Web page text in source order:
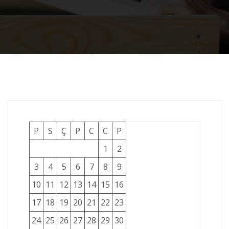
P S Ç P C C
P
1
2
3
4 5 6 7 8
9
10 11 12 13 14 15 16
17 18 19 20 21 22 23
24 25 26 27 28 29 30